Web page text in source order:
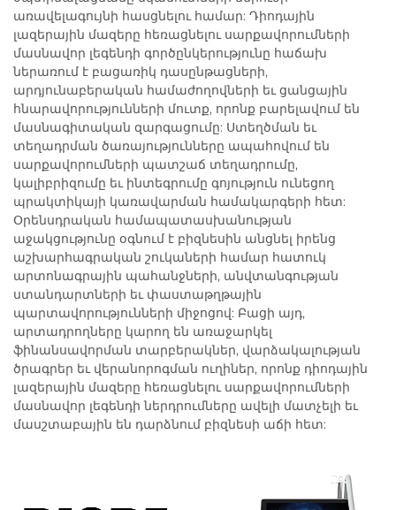
առավելագույնի հասցնելու համար: Դիոդային
լազերային մազերը հեռացնելու սարքավորումների
մասնավոր լեգենդի գործընկերությունը հաճախ
ներառում է բացառիկ դասընթացների,
արդյունաբերական համաժողովների եւ ցանցային
հնարավորությունների մուտք, որոնք բարելավում են
մասնագիտական զարգացումը: Ստեղծման եւ
տեղադրման ծառայությունները ապահովում են
սարքավորումների պատշաճ տեղադրումը,
կալիբրիզումը եւ ինտեգրումը գոյություն ունեցող
պրակտիկայի կառավարման համակարգերի հետ:
Օրենսդրական համապատասխանության
աջակցությունը օգնում է բիզնեսին անցնել իրենց
աշխարհագրական շուկաների համար հատուկ
արտոնագրային պահանջների, անվտանգության
ստանդարտների եւ փաստաթղթային
պարտավորությունների միջոցով: Բացի այդ,
արտադրողները կարող են առաջարկել
ֆինանսավորման տարբերակներ, վարձակալության
ծրագրեր եւ վերանորոգման ուղիներ, որոնք դիոդային
լազերային մազերը հեռացնելու սարքավորումների
մասնավոր լեգենդի ներդրումները ավելի մատչելի եւ
մասշտաբային են դարձնում բիզնեսի աճի հետ: